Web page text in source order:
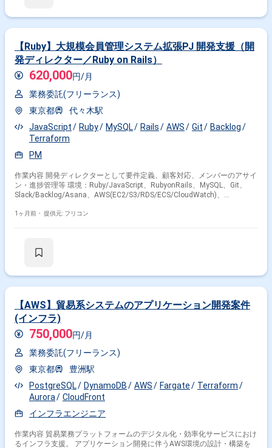
GitHub Actions、Argo Workflows、ArgoCD、Go、Python、Grafana、
Prometheus、DuckDB、Amazon Bedrock、Terraformを使用します。
【Ruby】大規模会員管理システム拡張PJ 開発支援（開
発ディレクター／Ruby on Rails）
620,000円/月
業務委託(フリーランス)
東京都
代々木駅
JavaScript
Ruby MySQL Rails AWS Git
Backlog
Terraform
PM
作業内容 開発ディレクターとして要件定義、顧客対応、メンバーのアサイ
ン・進捗管理等 環境：Ruby/JavaScript、RubyonRails、MySQL、Git、
Slack/Backlog/Asana、AWS(EC2/S3/RDS/ECS/CloudWatch)、
1ヶ月前・ 提供元: フリコン
【AWS】貿易系システムのアプリケーション開発案件
(インフラ)
750,000円/月
業務委託(フリーランス)
東京都
豊洲駅
PostgreSQL
DynamoDB AWS Fargate
Terraform
Aurora
CloudFront
インフラエンジニア
作業内容 貿易業務プラットフォームのデジタル化・効率化サービスにおけ
るインフラ支援。 アプリケーション開発に伴うAWS環境の設計・構築を
掛け合わせ条件で絞り込む
職種で絞り込む
Terraform × SRE
特徴で絞り込む
Terraform × 副業 Terraform × 在宅・リモート